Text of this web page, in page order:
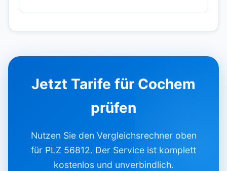
Jetzt Tarife für Cochem
prüfen
Nutzen Sie den Vergleichsrechner oben
für PLZ 56812. Der Service ist komplett
kostenlos und unverbindlich.